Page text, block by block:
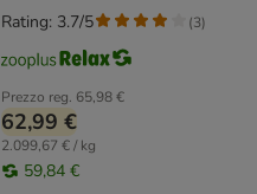
Prezzo reg. 65,98 €
62,99 €
2.099,67 € / kg
59,84 €
Rating: 3.7/5 (3)